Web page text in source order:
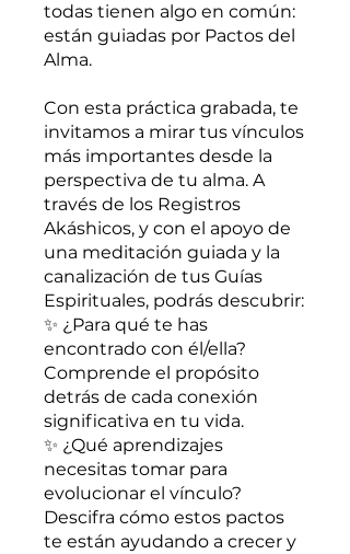
todas tienen algo en común:
están guiadas por Pactos del
Alma.
Con esta práctica grabada, te
invitamos a mirar tus vínculos
más importantes desde la
perspectiva de tu alma. A
través de los Registros
Akáshicos, y con el apoyo de
una meditación guiada y la
canalización de tus Guías
Espirituales, podrás descubrir:
✨ ¿Para qué te has
encontrado con él/ella?
Comprende el propósito
detrás de cada conexión
significativa en tu vida.
✨ ¿Qué aprendizajes
necesitas tomar para
evolucionar el vínculo?
Descifra cómo estos pactos
te están ayudando a crecer y